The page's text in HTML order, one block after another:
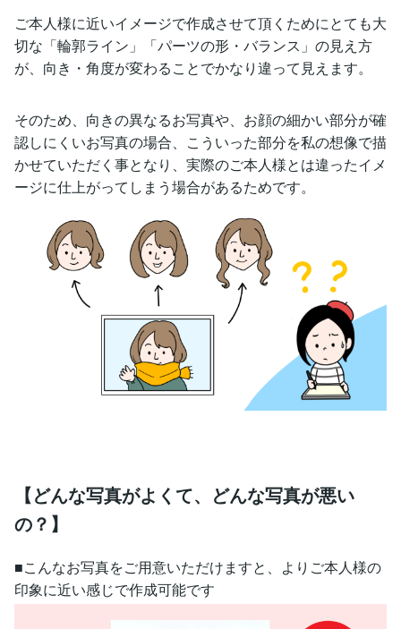
ご本人様に近いイメージで作成させて頂くためにとても大
切な「輪郭ライン」「パーツの形・バランス」の見え方
が、向き・角度が変わることでかなり違って見えます。
そのため、向きの異なるお写真や、お顔の細かい部分が確
認しにくいお写真の場合、こういった部分を私の想像で描
かせていただく事となり、実際のご本人様とは違ったイメ
ージに仕上がってしまう場合があるためです。
【どんな写真がよくて、どんな写真が悪い
の？】
■こんなお写真をご用意いただけますと、よりご本人様の
印象に近い感じで作成可能です